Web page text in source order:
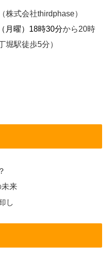
式会社thirdphase）
月曜）18時30分から20時
堀駅徒歩5分）
来
し